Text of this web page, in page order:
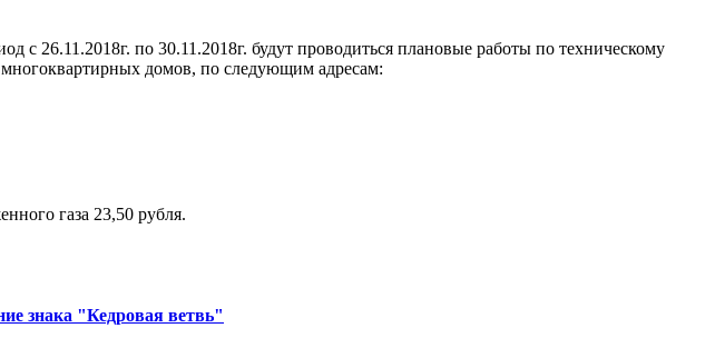
по 30.11.2018г. будут проводиться плановые работы по техническому
домов, по следующим адресам:
газа 23,50 рубля.
знака "Кедровая ветвь"